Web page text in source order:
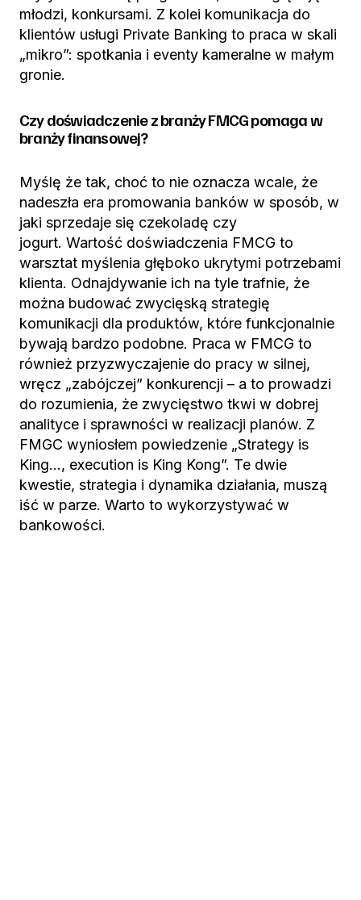
młodzi, konkursami. Z kolei komunikacja do
klientów usługi Private Banking to praca w skali
„mikro”: spotkania i eventy kameralne w małym
gronie.
Czy doświadczenie z branży FMCG pomaga w
branży finansowej?
Myślę że tak, choć to nie oznacza wcale, że
nadeszła era promowania banków w sposób, w
jaki sprzedaje się czekoladę czy
jogurt. Wartość doświadczenia FMCG to
warsztat myślenia głęboko ukrytymi potrzebami
klienta. Odnajdywanie ich na tyle trafnie, że
można budować zwycięską strategię
komunikacji dla produktów, które funkcjonalnie
bywają bardzo podobne. Praca w FMCG to
również przyzwyczajenie do pracy w silnej,
wręcz „zabójczej” konkurencji – a to prowadzi
do rozumienia, że zwycięstwo tkwi w dobrej
analityce i sprawności w realizacji planów. Z
FMGC wyniosłem powiedzenie „Strategy is
King…, execution is King Kong”. Te dwie
kwestie, strategia i dynamika działania, muszą
iść w parze. Warto to wykorzystywać w
bankowości.